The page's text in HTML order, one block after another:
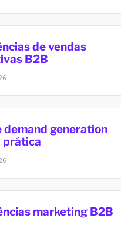
de vendas
B2B
demand generation
prática
marketing B2B